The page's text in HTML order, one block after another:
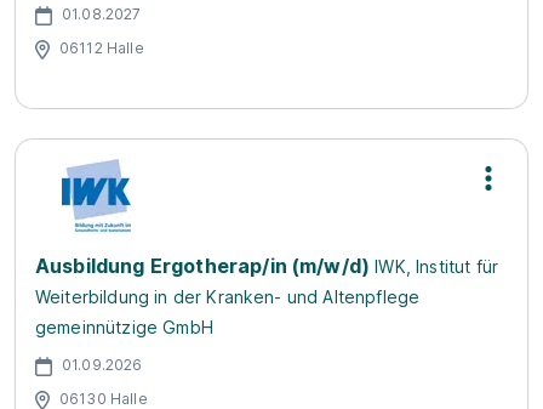
01.08.2027
06112 Halle
Ausbildung Ergotherap/in (m/w/d) IWK, Institut für
Weiterbildung in der Kranken- und Altenpflege
gemeinnützige GmbH
01.09.2026
06130 Halle